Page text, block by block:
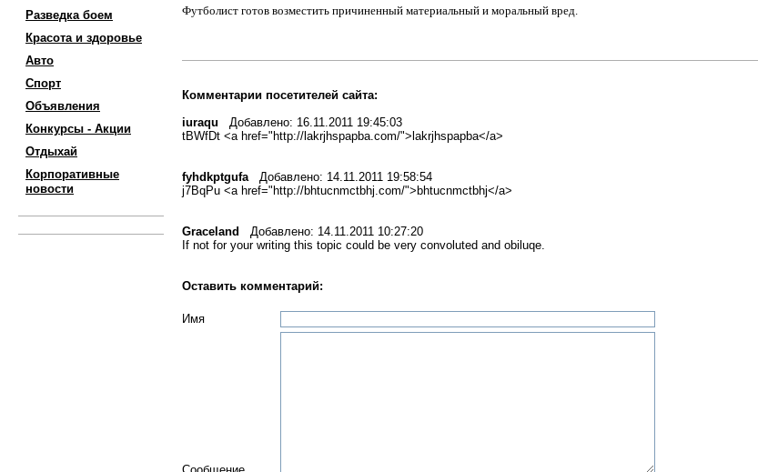
Разведка боем
Красота и здоровье
Авто
Спорт
Объявления
Конкурсы - Акции
Отдыхай
Корпоративные
новости
Футболист готов возместить причиненный материальный и моральный вред.
Комментарии посетителей сайта:
iuraqu Добавлено: 16.11.2011 19:45:03
tBWfDt <a href="http://lakrjhspapba.com/">lakrjhspapba</a>
fyhdkptgufaДобавлено: 14.11.2011 19:58:54
j7BqPu <a href="http://bhtucnmctbhj.com/">bhtucnmctbhj</a>
Graceland
Добавлено: 14.11.2011 10:27:20
If not for your writing this topic could be very convoluted and obiluqe.
Оставить комментарий:
Имя